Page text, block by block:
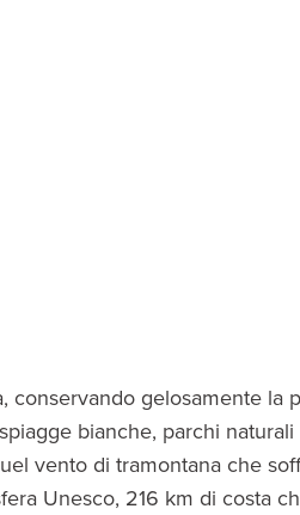
gelosamente la
bianche, parchi
vento di tramontana che
Unesco, 216 km di costa